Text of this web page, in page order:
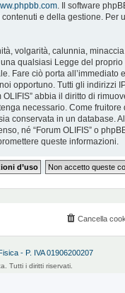
. Il software
e della gestione. Per
volgarità, calunnia,
qualsiasi Legge del proprio
Fare ciò porta
opportuno. Tutti gli indirizzi
abbia il diritto di
necessario. Come
conservata in un database.
né “Forum OLIFIS” o
queste informazioni.
Cancella
- P. IVA 01906200207
Tutti i diritti riservati.